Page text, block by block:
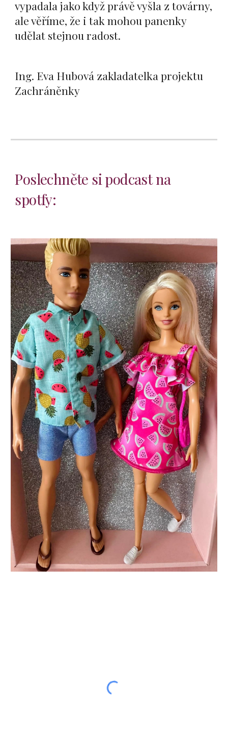
vypadala jako když právě vyšla z továrny,
ale věříme, že i tak mohou panenky
udělat stejnou radost.
Ing. Eva Hubová zakladatelka projektu
Zachráněnky
Poslechněte si podcast na
spotfy: